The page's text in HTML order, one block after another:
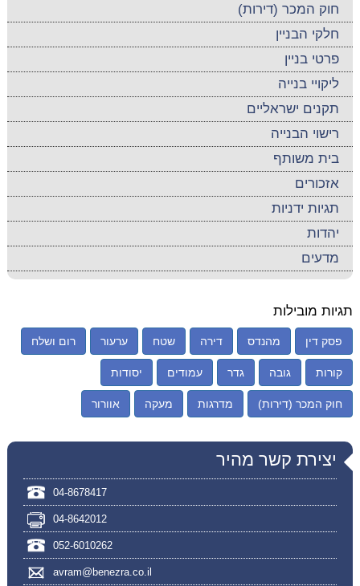
חוק המכר (דירות)
חלקי הבניין
פרטי בניין
ליקויי בנייה
תקנים ישראליים
רישוי הבנייה
בית משותף
אזכורים
תגיות ידניות
יהדות
מדעים
תגיות מובילות
פסק דין מהנדס דירה שטח ערעור רום ושלח
קורות גובה גדר עמודים יסודות
חוק המכר (דירות) מדרגות מעקה אוורור
יצירת קשר מהיר
04-8678417
04-8642012
052-6010262
avram@benezra.co.il